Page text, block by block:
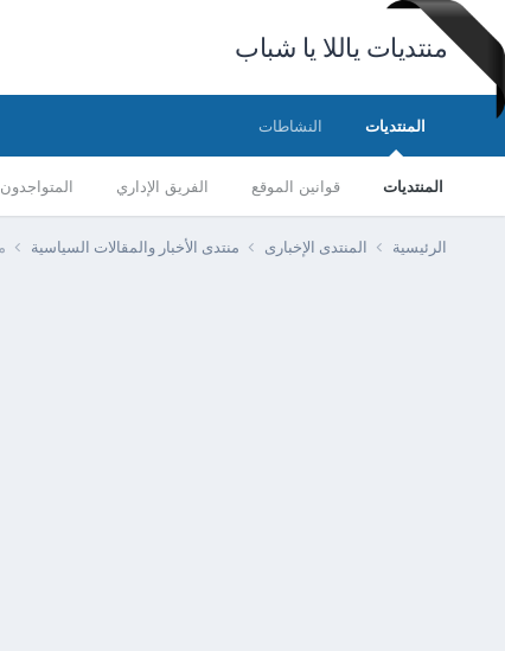
منتديات ياللا يا شباب
المنتديات
المنتديات قوانين الموقع الفريق الإداري
النشاطات
الرئيسية المنتدى الإخبارى منتدى الأخبار والمقالات السياسية